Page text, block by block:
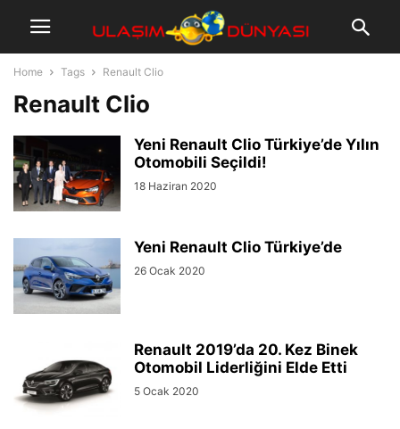
Home Tags Renault Clio
Renault Clio
Yeni Renault Clio Türkiye’de Yılın
Otomobili Seçildi!
18 Haziran 2020
Yeni Renault Clio Türkiye’de
26 Ocak 2020
Renault 2019’da 20. Kez Binek
Otomobil Liderliğini Elde Etti
5 Ocak 2020